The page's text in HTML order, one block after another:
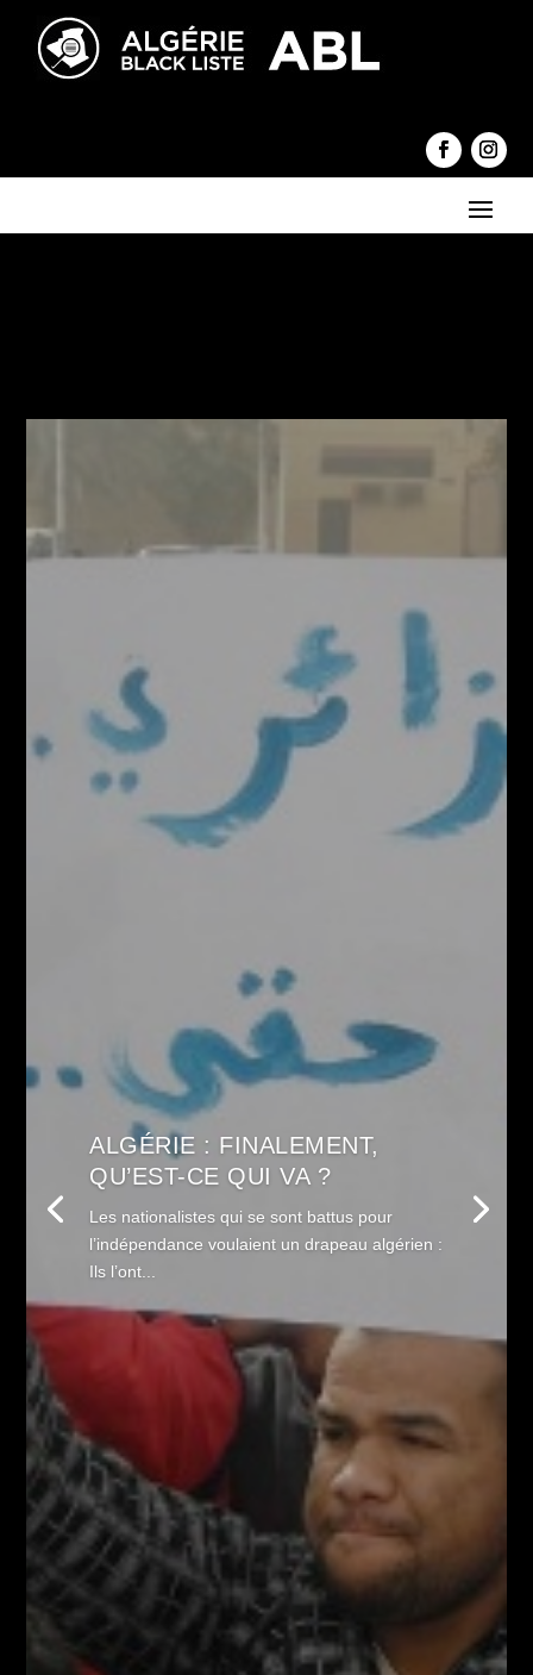
ALGÉRIE : FINALEMENT,
QU’EST-CE QUI VA ?
Les nationalistes qui se sont battus pour
l’indépendance voulaient un drapeau algérien :
Ils l’ont...